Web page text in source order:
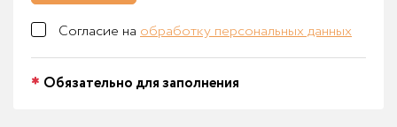
Согласие на обработку персональных данных
Обязательно для заполнения